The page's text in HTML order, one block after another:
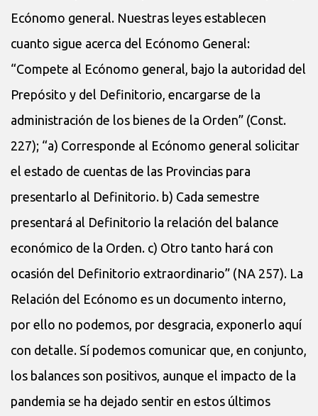
Ecónomo general. Nuestras leyes establecen
cuanto sigue acerca del Ecónomo General:
“Compete al Ecónomo general, bajo la autoridad del
Prepósito y del Definitorio, encargarse de la
administración de los bienes de la Orden” (Const.
227); “a) Corresponde al Ecónomo general solicitar
el estado de cuentas de las Provincias para
presentarlo al Definitorio. b) Cada semestre
presentará al Definitorio la relación del balance
económico de la Orden. c) Otro tanto hará con
ocasión del Definitorio extraordinario” (NA 257). La
Relación del Ecónomo es un documento interno,
por ello no podemos, por desgracia, exponerlo aquí
con detalle. Sí podemos comunicar que, en conjunto,
los balances son positivos, aunque el impacto de la
pandemia se ha dejado sentir en estos últimos